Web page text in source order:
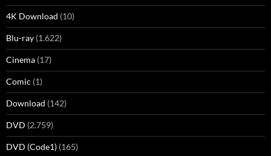
4K Download (10)
Blu-ray (1.622)
Cinema (17)
Comic (1)
Download (142)
DVD (2.759)
DVD (Code1) (165)